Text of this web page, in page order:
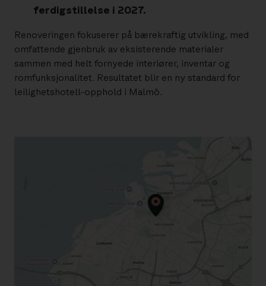
ferdigstillelse i 2027.
Renoveringen fokuserer på bærekraftig utvikling, med
omfattende gjenbruk av eksisterende materialer
sammen med helt fornyede interiører, inventar og
romfunksjonalitet. Resultatet blir en ny standard for
leilighetshotell-opphold i Malmö.